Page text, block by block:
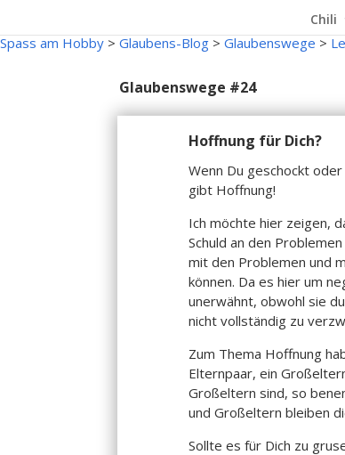
Chili
Spass am Hobby > Glaubens-Blog > Glaubenswege >
Glaubenswege #24
Hoffnung für Dich?
Wenn Du geschockt
gibt Hoffnung!
Ich möchte hier zeigen,
Schuld an den
mit den Problemen und
können. Da es hier um
unerwähnt, obwohl sie
nicht vollständig zu
Zum Thema Hoffnung
Elternpaar, ein
Großeltern sind, so
und Großeltern bleiben
Sollte es für Dich zu